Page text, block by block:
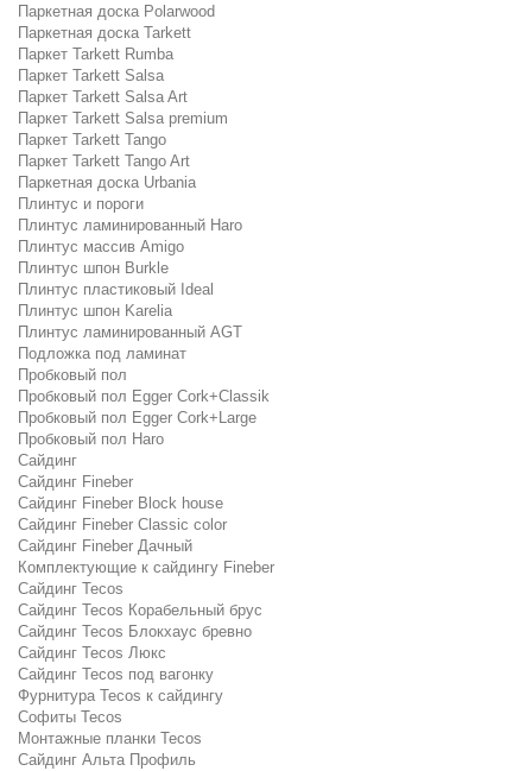
Паркетная доска Polarwood
Паркетная доска Tarkett
Паркет Tarkett Rumba
Паркет Tarkett Salsa
Паркет Tarkett Salsa Art
Паркет Tarkett Salsa premium
Паркет Tarkett Tango
Паркет Tarkett Tango Art
Паркетная доска Urbania
Плинтус и пороги
Плинтус ламинированный Haro
Плинтус массив Amigo
Плинтус шпон Burkle
Плинтус пластиковый Ideal
Плинтус шпон Karelia
Плинтус ламинированный AGT
Подложка под ламинат
Пробковый пол
Пробковый пол Egger Cork+Classik
Пробковый пол Egger Cork+Large
Пробковый пол Haro
Сайдинг
Сайдинг Fineber
Сайдинг Fineber Block house
Сайдинг Fineber Classic color
Сайдинг Fineber Дачный
Комплектующие к сайдингу Fineber
Сайдинг Tecos
Сайдинг Tecos Корабельный брус
Сайдинг Tecos Блокхаус бревно
Сайдинг Tecos Люкс
Сайдинг Tecos под вагонку
Фурнитура Tecos к сайдингу
Софиты Tecos
Монтажные планки Tecos
Сайдинг Альта Профиль